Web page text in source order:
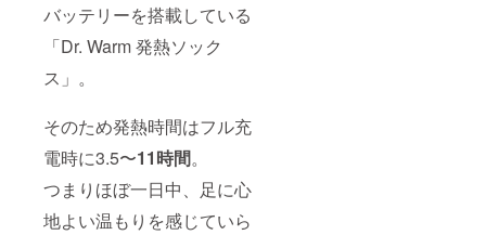
バッテリーを搭載している
「Dr. Warm 発熱ソック
ス」。
そのため発熱時間はフル充
電時に3.5〜11時間。
つまりほぼ一日中、足に心
地よい温もりを感じていら